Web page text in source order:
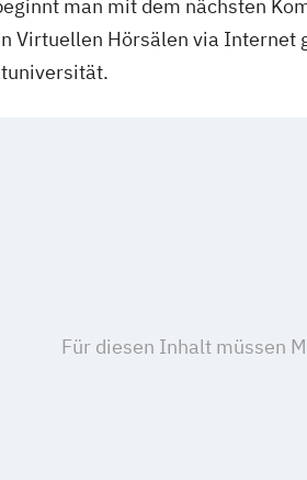
man mit dem nächsten
Virtuellen Hörsälen via